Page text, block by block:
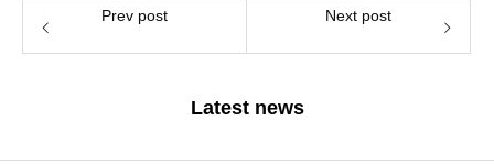
Prev post Next post
Latest news